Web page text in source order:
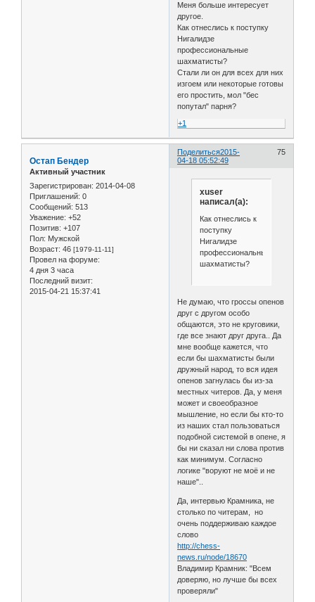
Меня больше интересует
другое.
Как отнеслись к поступку
Нигалидзе
профессиональные
шахматисты?
Стали ли он для всех для них
изгоем или некоторые готовы
его простить, мол "бес
попутал" парня?
+1
Поделиться 75
2015-
04-18 05:52:49
Остап Бендер
Активный участник
Зарегистрирован: 2014-04-08
Приглашений: 0
Сообщений: 513
Уважение: +52
Позитив: +107
Пол: Мужской
Возраст: 46 [1979-11-11]
Провел на форуме:
4 дня 3 часа
Последний визит:
2015-04-21 15:37:41
xuser
написал(а):
Как отнеслись к
поступку
Нигалидзе
профессиональные
шахматисты?
Не думаю, что гроссы опенов
друг с другом особо
общаются, это не круговики,
где все знают друг друга.. Да
мне вообще кажется, что
если бы шахматисты были
дружный народ, то вся идея
опенов загнулась бы из-за
местных читеров. Да, у меня
может и своеобразное
мышление, но если бы кто-то
из наших стал пользоваться
подобной системой в опене, я
бы ни сказал ни слова против
как минимум. Согласно
логике "воруют не моё и не
наше"..
Да, интервью Крамника, не
столько по читерам, но
очень поддерживаю каждое
слово
http://chess-
news.ru/node/18670
Владимир Крамник: "Всем
доверяю, но лучше бы всех
проверяли"